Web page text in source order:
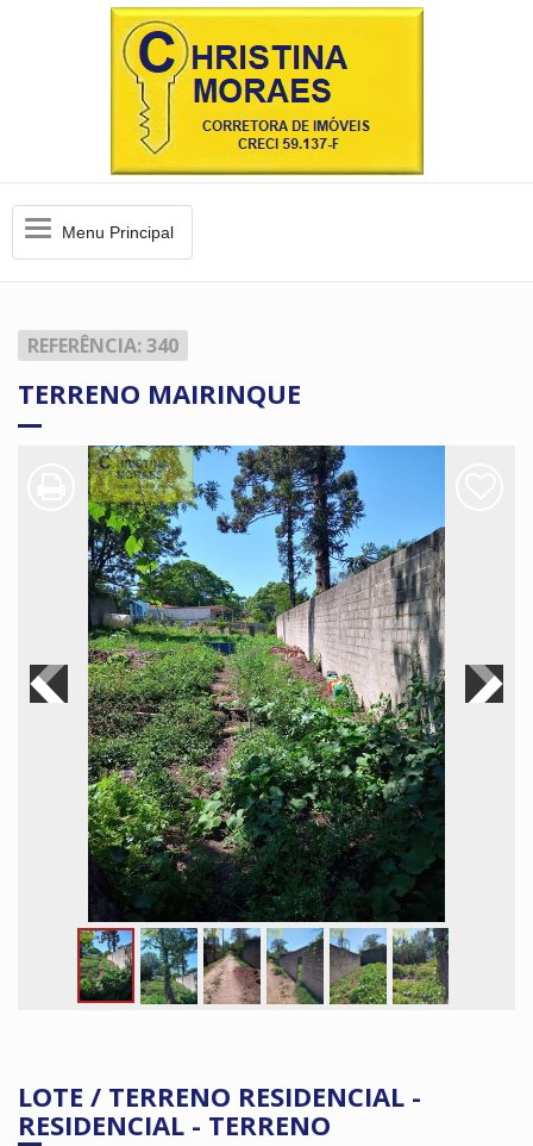
MenuMenu Principal
REFERÊNCIA: 340
TERRENO MAIRINQUE
LOTE / TERRENO RESIDENCIAL -
RESIDENCIAL - TERRENO